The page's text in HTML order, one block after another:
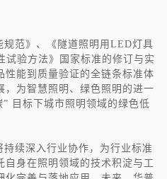
规范》、《隧道照明用LED灯具
验方法》国家标准的修订与实
性能到质量验证的全链条标准体
，为智慧照明、绿色照明的进一
目标下城市照明领域的绿色低
续深入行业协作，为行业标准
身在照明领域的技术积淀与工